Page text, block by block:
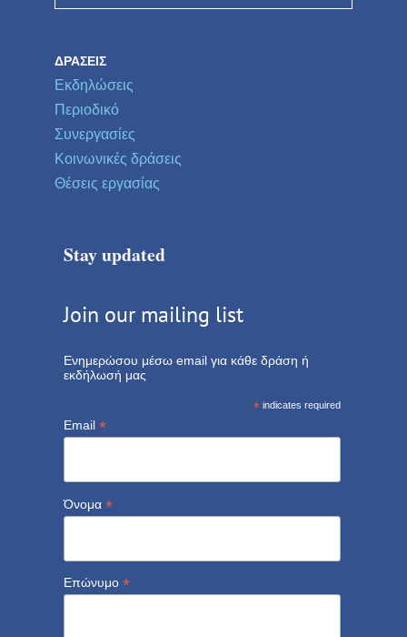
ΔΡΆΣΕΙΣ
Εκδηλώσεις
Περιοδικό
Συνεργασίες
Κοινωνικές δράσεις
Θέσεις εργασίας
Stay updated
Join our mailing list
Ενημερώσου μέσω email για κάθε δράση ή
εκδήλωσή μας
* indicates required
Email *
Όνομα *
Επώνυμο *